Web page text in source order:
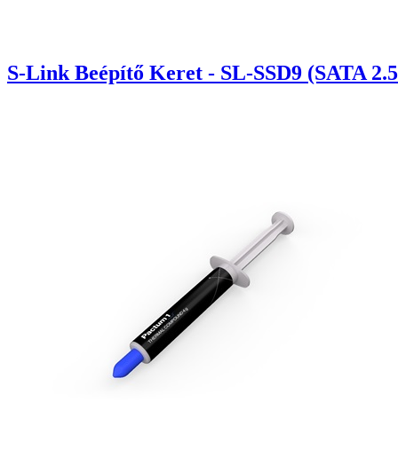
S-Link Beépítő Keret - SL-SSD9 (SATA